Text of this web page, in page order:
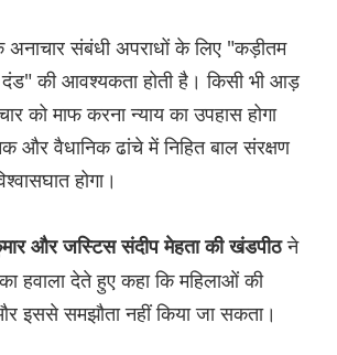
संबंधी अपराधों के लिए "कड़ीतम
दंड" की आवश्यकता होती है। किसी भी आड़
को माफ करना न्याय का उपहास होगा
और वैधानिक ढांचे में निहित बाल संरक्षण
होगा।
और जस्टिस संदीप मेहता की खंडपीठने
हवाला देते हुए कहा कि महिलाओं की
और इससे समझौता नहीं किया जा सकता।